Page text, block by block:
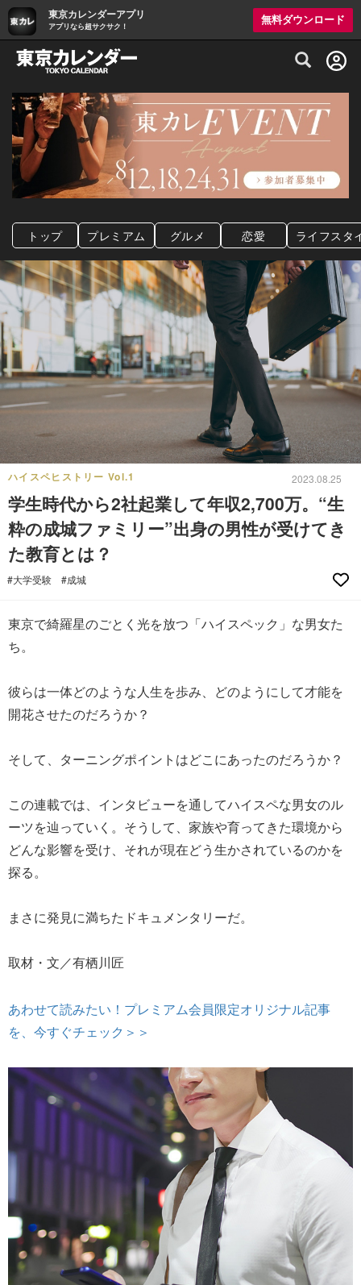
東京カレンダーアプリ
アプリなら超サクサク！
無料ダウンロード
グルメ情報・プレミアムレストラン予約
トップ プレミアム グルメ 恋愛 ライフスタ
ハイスペヒストリー Vol.1 2023.08.25
学生時代から2社起業して年収2,700万。“生
粋の成城ファミリー”出身の男性が受けてき
た教育とは？
#大学受験 #成城
東京で綺羅星のごとく光を放つ「ハイスペック」な男女た
ち。
彼らは一体どのような人生を歩み、どのようにして才能を
開花させたのだろうか？
そして、ターニングポイントはどこにあったのだろうか？
この連載では、インタビューを通してハイスペな男女のル
ーツを辿っていく。そうして、家族や育ってきた環境から
どんな影響を受け、それが現在どう生かされているのかを
探る。
まさに発見に満ちたドキュメンタリーだ。
取材・文／有栖川匠
あわせて読みたい！プレミアム会員限定オリジナル記事
を、今すぐチェック＞＞